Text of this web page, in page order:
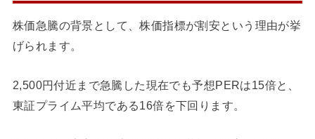
株価急騰の背景として、株価指標が割安という理由が挙
げられます。
2,500円付近まで急騰した現在でも予想PERは15倍と、
東証プライム平均である16倍を下回ります。